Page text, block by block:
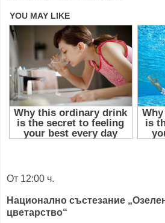
От 12:00 ч.
Национално състезание
цветарство“